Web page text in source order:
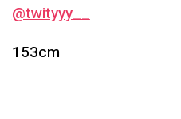
@twityyy__
153cm